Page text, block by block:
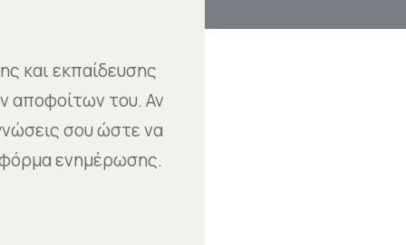
και εκπαίδευσης
αποφοίτων του. Αν
σου ώστε να
ενημέρωσης.